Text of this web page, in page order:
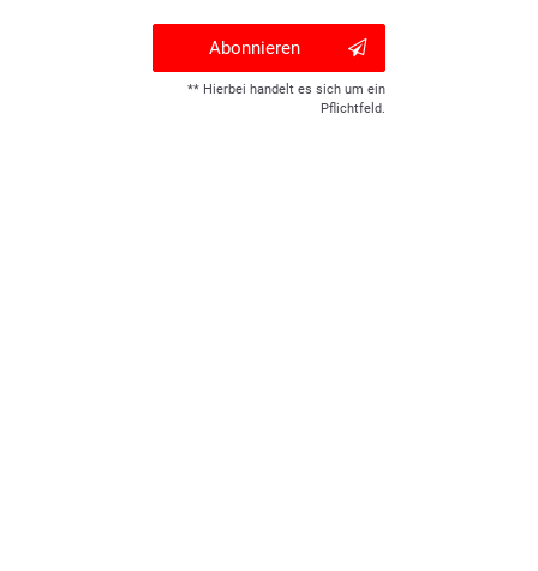
Abonnieren
** Hierbei handelt es sich um ein
Pflichtfeld.